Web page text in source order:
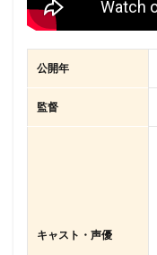
公開年
監督
キャスト・声優